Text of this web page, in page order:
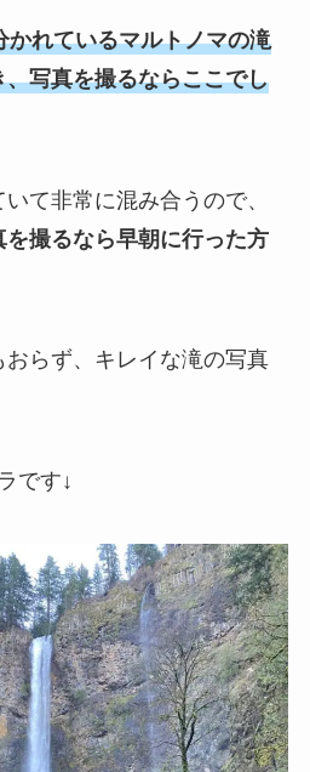
かれているマルトノマの滝
写真を撮るならここでし
て非常に混み合うので、
撮るなら早朝に行った方
おらず、キレイな滝の写真
です↓